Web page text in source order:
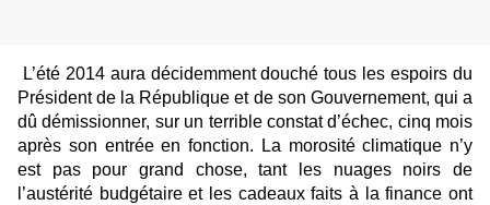
L’été 2014 aura décidemment douché tous les espoirs du
Président de la République et de son Gouvernement, qui a
dû démissionner, sur un terrible constat d’échec, cinq mois
après son entrée en fonction. La morosité climatique n’y
est pas pour grand chose, tant les nuages noirs de
l’austérité budgétaire et les cadeaux faits à la finance ont